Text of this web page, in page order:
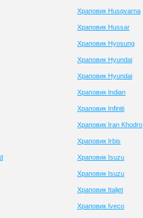
Храповик Husqvarna
Храповик Hussar
Храповик Hyosung
Храповик Hyundai
Храповик Hyundai
Храповик Indian
Храповик Infiniti
Храповик Iran Khodro
Храповик Irbis
Храповик Isuzu
Храповик Isuzu
Храповик Italjet
Храповик Iveco